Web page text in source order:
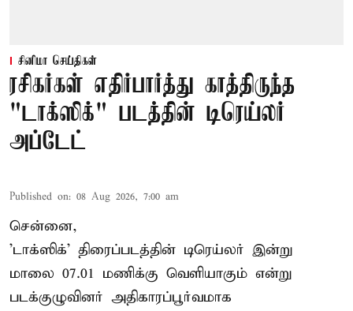
சினிமா செய்திகள்
ரசிகர்கள் எதிர்பார்த்து காத்திருந்த
"டாக்ஸிக்" படத்தின் டிரெய்லர்
அப்டேட்
Published on: 08 Aug 2026, 7:00 am
சென்னை,
'டாக்ஸிக்' திரைப்படத்தின் டிரெய்லர் இன்று
மாலை 07.01 மணிக்கு வெளியாகும் என்று
படக்குழுவினர் அதிகாரப்பூர்வமாக